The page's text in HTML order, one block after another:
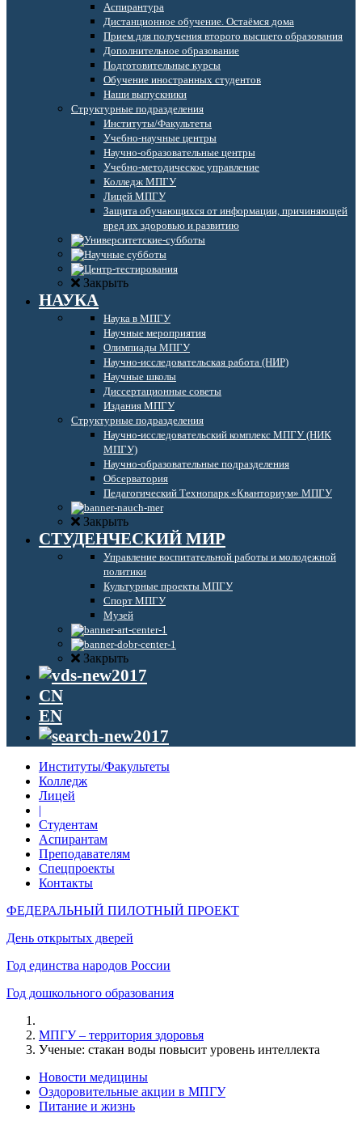
Аспирантура
Дистанционное обучение. Остаёмся дома
Прием для получения второго высшего образования
Дополнительное образование
Подготовительные курсы
Обучение иностранных студентов
Наши выпускники
Структурные подразделения
Институты/Факультеты
Учебно-научные центры
Научно-образовательные центры
Учебно-методическое управление
Колледж МПГУ
Лицей МПГУ
Защита обучающихся от информации, причиняющей
вред их здоровью и развитию
Закрыть
НАУКА
Наука в МПГУ
Научные мероприятия
Олимпиады МПГУ
Научно-исследовательская работа (НИР)
Научные школы
Диссертационные советы
Издания МПГУ
Структурные подразделения
Научно-исследовательский комплекс МПГУ (НИК
МПГУ)
Научно-образовательные подразделения
Обсерватория
Педагогический Технопарк «Кванториум» МПГУ
Закрыть
СТУДЕНЧЕСКИЙ МИР
Управление воспитательной работы и молодежной
политики
Культурные проекты МПГУ
Спорт МПГУ
Музей
Закрыть
CN
EN
Институты/Факультеты
Колледж
Лицей
|
Студентам
Аспирантам
Преподавателям
Спецпроекты
Контакты
ФЕДЕРАЛЬНЫЙ ПИЛОТНЫЙ ПРОЕКТ
День открытых дверей
Год единства народов России
Год дошкольного образования
МПГУ – территория здоровья
Ученые: стакан воды повысит уровень интеллекта
Новости медицины
Оздоровительные акции в МПГУ
Питание и жизнь